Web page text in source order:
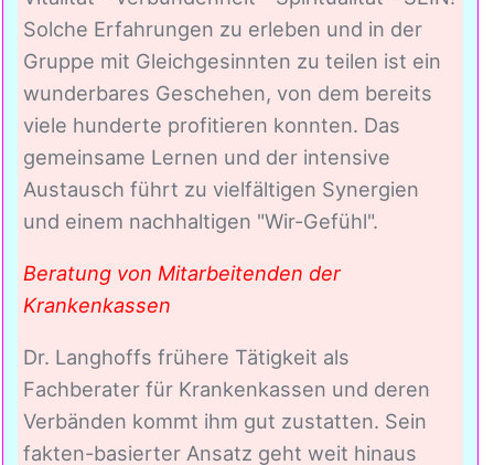
Solche Erfahrungen zu erleben und in der
Gruppe mit Gleichgesinnten zu teilen ist ein
wunderbares Geschehen, von dem bereits
viele hunderte profitieren konnten. Das
gemeinsame Lernen und der intensive
Austausch führt zu vielfältigen Synergien
und einem nachhaltigen "Wir-Gefühl".
Beratung von Mitarbeitenden der
Krankenkassen
Dr. Langhoffs frühere Tätigkeit als
Fachberater für Krankenkassen und deren
Verbänden kommt ihm gut zustatten. Sein
fakten-basierter Ansatz geht weit hinaus